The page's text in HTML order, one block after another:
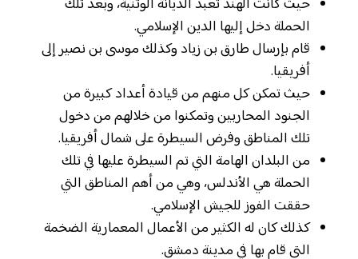
حيث كانت الهند تعبد الديانة الوثنية، وبعد تلك
الحملة دخل إليها الدين الإسلامي.
قام بإرسال طارق بن زياد وكذلك موسى بن نصير إلى
أفريقيا.
حيث تمكن كل منهم من قيادة أعداد كبيرة من
الجنود المحاربين وتمكنوا من خلالهم من دخول
تلك المناطق وفرض السيطرة على شمال أفريقيا.
من البلدان الهامة التي تم السيطرة عليها في تلك
الحملة هي الأندلس، وهي من أهم المناطق التي
حققت الفوز للجيش الإسلامي.
كذلك كان له الكثير من الأعمال المعمارية الضخمة
التي قام بها في مدينة دمشق.